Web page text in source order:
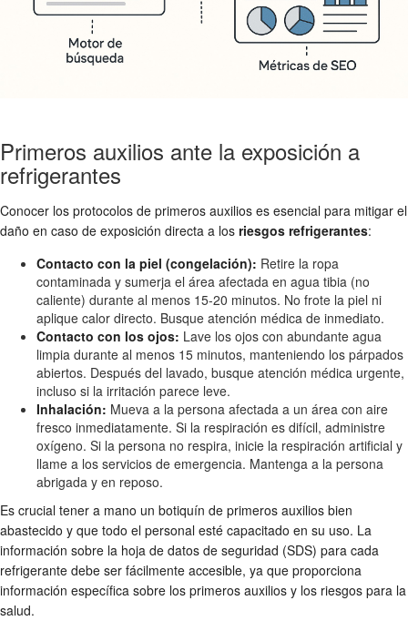
Primeros auxilios ante la exposición a
refrigerantes
Conocer los protocolos de primeros auxilios es esencial para mitigar el
daño en caso de exposición directa a los riesgos refrigerantes:
Contacto con la piel (congelación): Retire la ropa
contaminada y sumerja el área afectada en agua tibia (no
caliente) durante al menos 15-20 minutos. No frote la piel ni
aplique calor directo. Busque atención médica de inmediato.
Contacto con los ojos: Lave los ojos con abundante agua
limpia durante al menos 15 minutos, manteniendo los párpados
abiertos. Después del lavado, busque atención médica urgente,
incluso si la irritación parece leve.
Inhalación: Mueva a la persona afectada a un área con aire
fresco inmediatamente. Si la respiración es difícil, administre
oxígeno. Si la persona no respira, inicie la respiración artificial y
llame a los servicios de emergencia. Mantenga a la persona
abrigada y en reposo.
Es crucial tener a mano un botiquín de primeros auxilios bien
abastecido y que todo el personal esté capacitado en su uso. La
información sobre la hoja de datos de seguridad (SDS) para cada
refrigerante debe ser fácilmente accesible, ya que proporciona
información específica sobre los primeros auxilios y los riesgos para la
salud.